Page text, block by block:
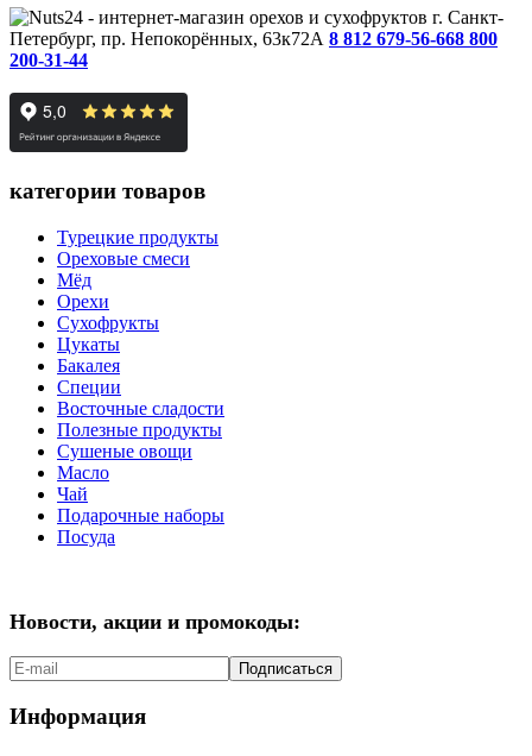
г. Санкт-
Петербург, пр. Непокорённых, 63к72А 8 812 679-56-668 800
200-31-44
категории товаров
Турецкие продукты
Ореховые смеси
Мёд
Орехи
Сухофрукты
Цукаты
Бакалея
Специи
Восточные сладости
Полезные продукты
Сушеные овощи
Масло
Чай
Подарочные наборы
Посуда
Новости, акции и промокоды:
Подписаться
Информация